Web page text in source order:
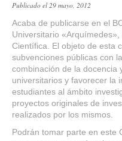
Publicado el 29 mayo, 2012
Acaba de publicarse en el
Universitario
Científica. El objeto de esta
subvenciones públicas con
combinación de la docencia
universitarios y favorecer la
estudiantes al ámbito
proyectos originales de
realizados por los mismos.
Podrán tomar parte en este